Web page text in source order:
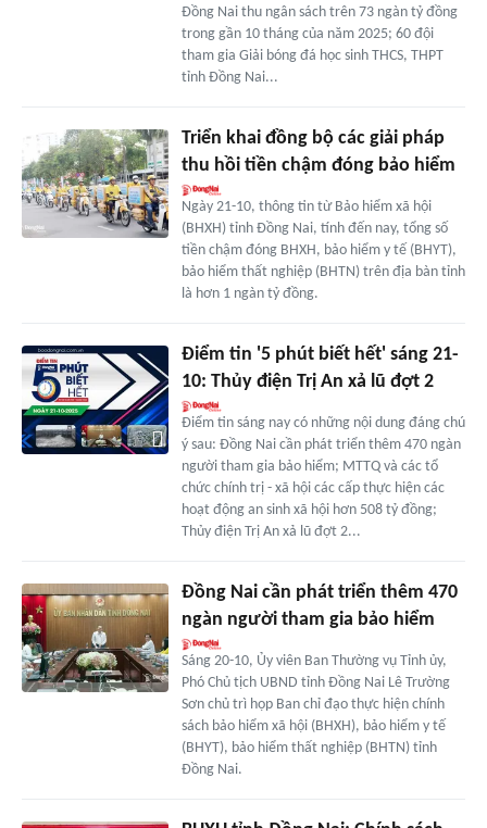
Đồng Nai thu ngân sách trên 73 ngàn tỷ đồng
trong gần 10 tháng của năm 2025; 60 đội
tham gia Giải bóng đá học sinh THCS, THPT
tỉnh Đồng Nai...
Triển khai đồng bộ các giải pháp
thu hồi tiền chậm đóng bảo hiểm
Ngày 21-10, thông tin từ Bảo hiểm xã hội
(BHXH) tỉnh Đồng Nai, tính đến nay, tổng số
tiền chậm đóng BHXH, bảo hiểm y tế (BHYT),
bảo hiểm thất nghiệp (BHTN) trên địa bàn tỉnh
là hơn 1 ngàn tỷ đồng.
Điểm tin '5 phút biết hết' sáng 21-
10: Thủy điện Trị An xả lũ đợt 2
Điểm tin sáng nay có những nội dung đáng chú
ý sau: Đồng Nai cần phát triển thêm 470 ngàn
người tham gia bảo hiểm; MTTQ và các tổ
chức chính trị - xã hội các cấp thực hiện các
hoạt động an sinh xã hội hơn 508 tỷ đồng;
Thủy điện Trị An xả lũ đợt 2...
Đồng Nai cần phát triển thêm 470
ngàn người tham gia bảo hiểm
Sáng 20-10, Ủy viên Ban Thường vụ Tỉnh ủy,
Phó Chủ tịch UBND tỉnh Đồng Nai Lê Trường
Sơn chủ trì họp Ban chỉ đạo thực hiện chính
sách bảo hiểm xã hội (BHXH), bảo hiểm y tế
(BHYT), bảo hiểm thất nghiệp (BHTN) tỉnh
Đồng Nai.